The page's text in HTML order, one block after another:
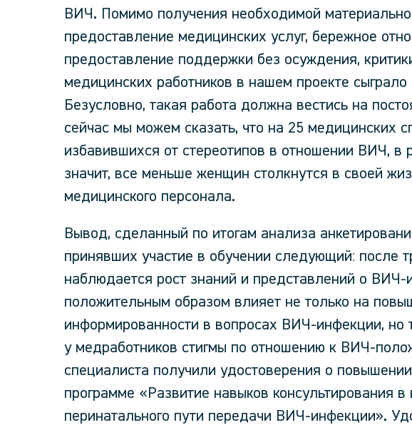
ВИЧ. Помимо получения необходимой
предоставление медицинских услуг, бережное
предоставление поддержки без осуждения,
медицинских работников в нашем проекте
Безусловно, такая работа должна вестись на
сейчас мы можем сказать, что на 25 медицинских
избавившихся от стереотипов в отношении ВИЧ, в
значит, все меньше женщин столкнутся в своей
медицинского персонала.
Вывод, сделанный по итогам анализа
принявших участие в обучении следующий: после
наблюдается рост знаний и представлений о ВИЧ-
положительным образом влияет не только на
информированности в вопросах ВИЧ-инфекции, но
у медработников стигмы по отношению к ВИЧ-
специалиста получили удостоверения о
программе «Развитие навыков консультирования
перинатального пути передачи ВИЧ-инфекции».